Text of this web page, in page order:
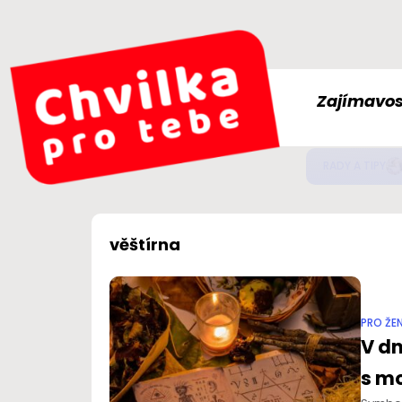
věštírna
PRO
V
s